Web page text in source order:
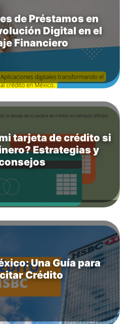
de Préstamos en
Digital en el
Financiero
tarjeta de crédito si
Estrategias y
Una Guía para
Crédito